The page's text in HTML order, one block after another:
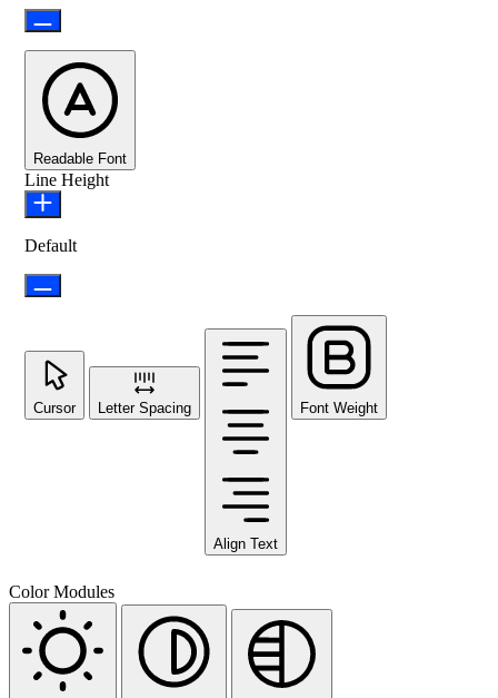
Readable Font
Line Height
Default
Cursor Letter Spacing
Align Text
Font Weight
Color Modules